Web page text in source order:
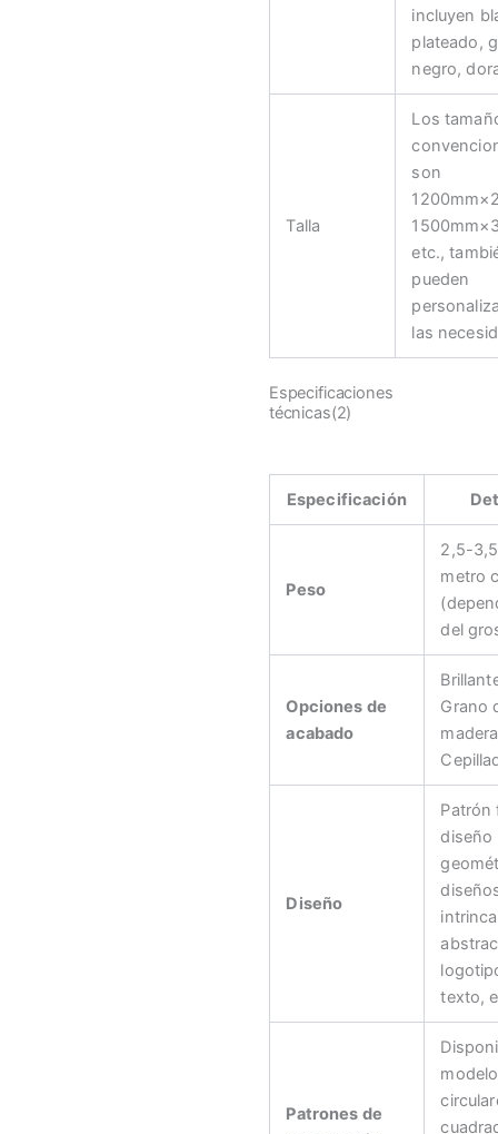
incluyen
plateado,
negro,
Talla
Los
son
etc.,
pueden
las
Especificaciones
técnicas(2)
Especificación
Peso
2,5-
metro
del
Opciones de
acabado
Grano
Diseño
Patrón
diseño
texto,
Patrones de